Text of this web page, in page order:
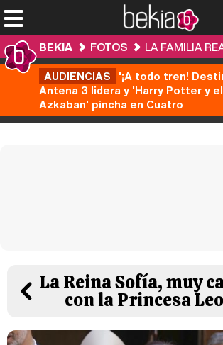
BEKIA FOTOS
LA FAMILIA
AUDIENCIAS '¡A todo tren!
Antena 3 lidera y 'Harry Potter y
Azkaban' pincha en Cuatro
La Reina Sofía, muy
con la Princesa